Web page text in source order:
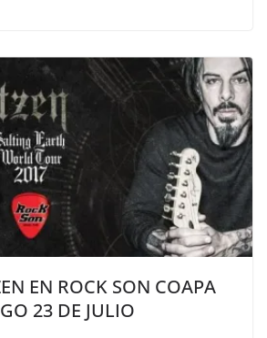
EN ROCK SON COAPA
23 DE JULIO